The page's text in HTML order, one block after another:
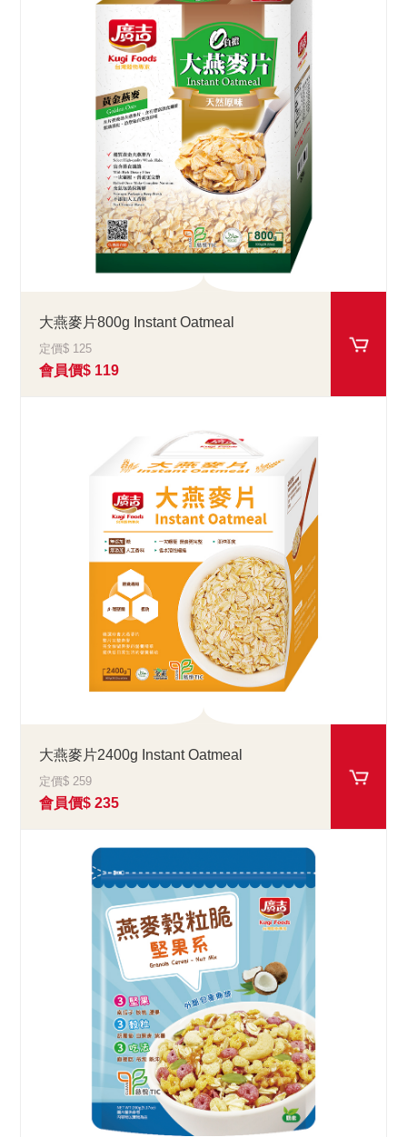
大燕麥片800g Instant Oatmeal
定價$ 125
會員價$ 119
大燕麥片2400g Instant Oatmeal
定價$ 259
會員價$ 235